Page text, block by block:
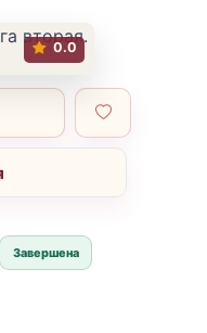
0.0
Завершена